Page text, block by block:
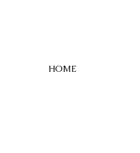
HOME